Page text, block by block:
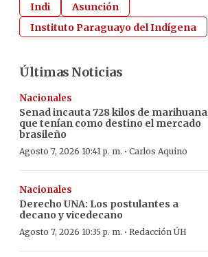
Indi
Asunción
Instituto Paraguayo del Indígena
Últimas Noticias
Nacionales
Senad incauta 728 kilos de marihuana
que tenían como destino el mercado
brasileño
Agosto 7, 2026 10:41 p. m. · Carlos Aquino
Nacionales
Derecho UNA: Los postulantes a
decano y vicedecano
Agosto 7, 2026 10:35 p. m. · Redacción ÚH